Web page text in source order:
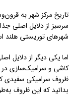
تاریخ مرکز شهر به
سرسبز از دلایل اصلی
شهرهای توریستی هلند
اما یکی دیگر از دلایل
کاشی و سرامیک‌سازی در
ظروف سرامیکی سفیدی
بدانید که این ظروف